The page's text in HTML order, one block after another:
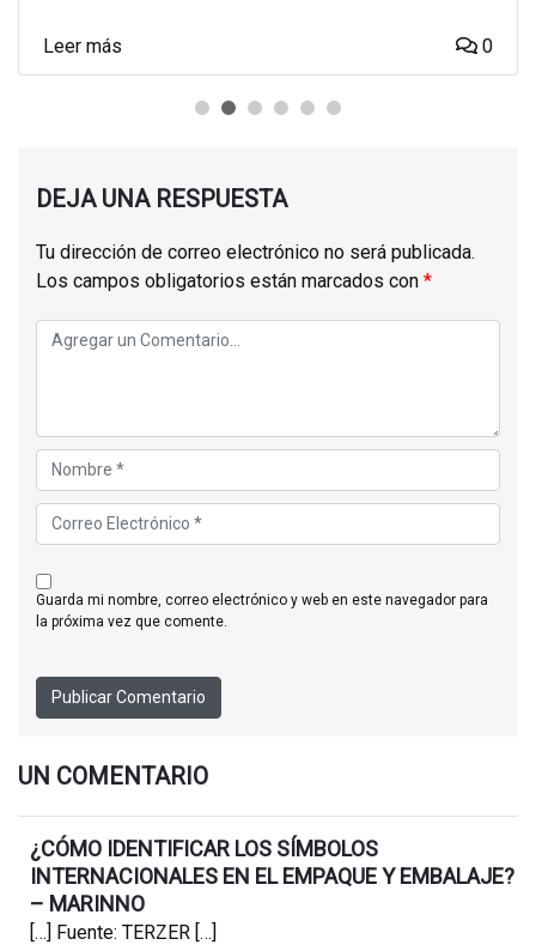
Leer más 0
DEJA UNA RESPUESTA
Tu dirección de correo electrónico no será publicada.
Los campos obligatorios están marcados con *
guarda mi nombre, correo electrónico y web en este navegador para
la próxima vez que comente.
UN COMENTARIO
¿CÓMO IDENTIFICAR LOS SÍMBOLOS
INTERNACIONALES EN EL EMPAQUE Y EMBALAJE?
– MARINNO
[…] Fuente: TERZER […]